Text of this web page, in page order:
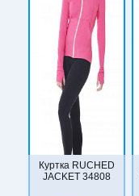
Куртка RUCHED
JACKET 34808